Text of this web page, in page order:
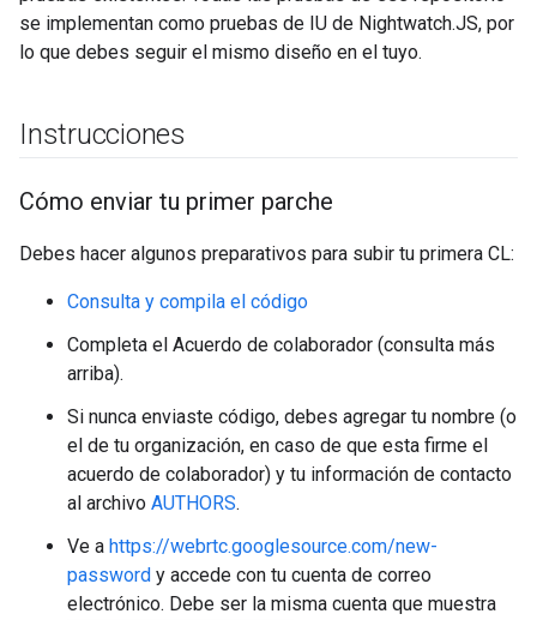
se implementan como pruebas de IU de Nightwatch.JS, por
lo que debes seguir el mismo diseño en el tuyo.
Instrucciones
Cómo enviar tu primer parche
Debes hacer algunos preparativos para subir tu primera CL:
Consulta y compila el código
Completa el Acuerdo de colaborador (consulta más
arriba).
Si nunca enviaste código, debes agregar tu nombre (o
el de tu organización, en caso de que esta firme el
acuerdo de colaborador) y tu información de contacto
al archivo AUTHORS.
Ve a https://webrtc.googlesource.com/new-
password y accede con tu cuenta de correo
electrónico. Debe ser la misma cuenta que muestra